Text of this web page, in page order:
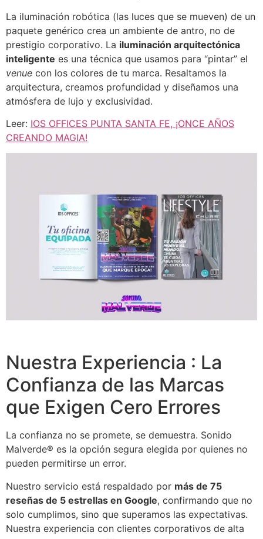
La iluminación robótica (las luces que se mueven) de un
paquete genérico crea un ambiente de antro, no de
prestigio corporativo. La iluminación arquitectónica
inteligente es una técnica que usamos para “pintar” el
venue con los colores de tu marca. Resaltamos la
arquitectura, creamos profundidad y diseñamos una
atmósfera de lujo y exclusividad.
Leer: IOS OFFICES PUNTA SANTA FE, ¡ONCE AÑOS
CREANDO MAGIA!
Nuestra Experiencia : La
Confianza de las Marcas
que Exigen Cero Errores
La confianza no se promete, se demuestra. Sonido
Malverde® es la opción segura elegida por quienes no
pueden permitirse un error.
Nuestro servicio está respaldado por más de 75
reseñas de 5 estrellas en Google, confirmando que no
solo cumplimos, sino que superamos las expectativas.
Nuestra experiencia con clientes corporativos de alta